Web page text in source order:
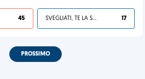
45 SVEGLIATI, TE LA SEI CERCATA! 17
PROSSIMO